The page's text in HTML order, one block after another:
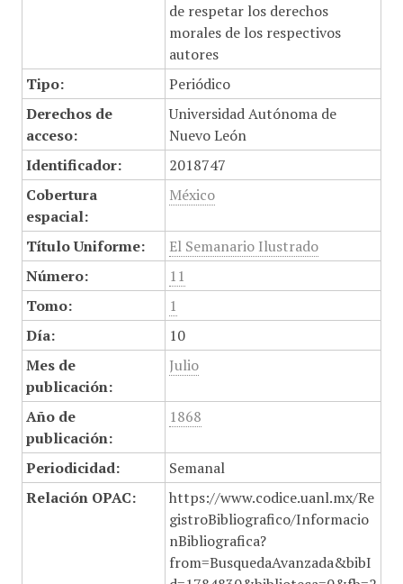
de respetar los derechos
morales de los respectivos
autores
Tipo:
Periódico
Derechos de
acceso:
Universidad Autónoma de
Nuevo León
Identificador:
2018747
Cobertura
espacial:
México
Título Uniforme:
El Semanario Ilustrado
Número:
11
Tomo:
1
Día:
10
Mes de
publicación:
Julio
Año de
publicación:
1868
Periodicidad:
Semanal
Relación OPAC:
https://www.codice.uanl.mx/Re
gistroBibliografico/Informacio
nBibliografica?
from=BusquedaAvanzada&bibI